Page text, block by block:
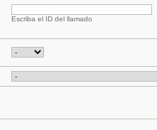
Escriba el ID del llamado